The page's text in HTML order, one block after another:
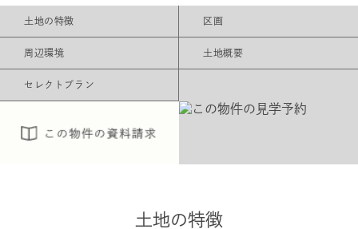
性能
施工事例
土地の特徴 区画
周辺環境 土地概要
セレクトプラン
土地の特徴